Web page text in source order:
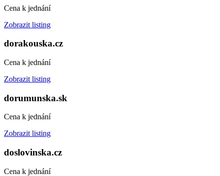
Cena k jednání
Zobrazit listing
dorakouska.cz
Cena k jednání
Zobrazit listing
dorumunska.sk
Cena k jednání
Zobrazit listing
doslovinska.cz
Cena k jednání